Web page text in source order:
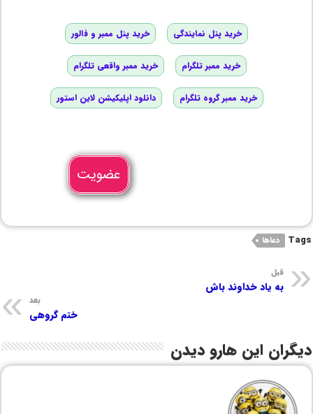
خرید پنل نمایندگی خرید پنل ممبر و فالور
خرید ممبر تلگرام خرید ممبر واقعی تلگرام
خرید ممبر گروه تلگرام دانلود اپلیکیشن لاین استور
عضویت
Tags دعاها
قبل
به یاد خداوند باش
بعد
ختم گروهی
دیگران این هارو دیدن